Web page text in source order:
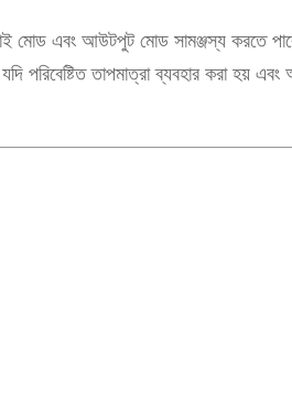
মোড এবং আউটপুট মোড সামঞ্জস্য করতে
যদি পরিবেষ্টিত তাপমাত্রা ব্যবহার